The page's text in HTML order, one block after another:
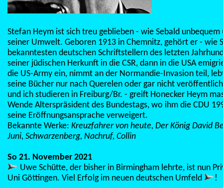
Stefan Heym ist sich treu geblieben - wie Sebald
seiner Umwelt. Geboren 1913 in Chemnitz, gehört er - wie
bekanntesten deutschen Schriftstellern des letzten
seiner jüdischen Herkunft in die CSR, dann in die USA
die US-Army ein, nimmt an der Normandie-Invasion teil,
seine Bücher nur nach Querelen oder gar nicht
und ich studieren in Freiburg/Br. - greift Honecker Heym
Wende Alterspräsident des Bundestags, wo ihm die CDU
seine Eröffnungsansprache verweigert.
Bekannte Werke: Kreuzfahrer von heute, Der König David
Juni, Schwarzenberg, Nachruf, Collin
So 21. November 2021
Uwe Schütte, der bisher in Birmingham lehrte, ist nun
Uni Göttingen. Viel Erfolg im neuen deutschen Umfeld
!